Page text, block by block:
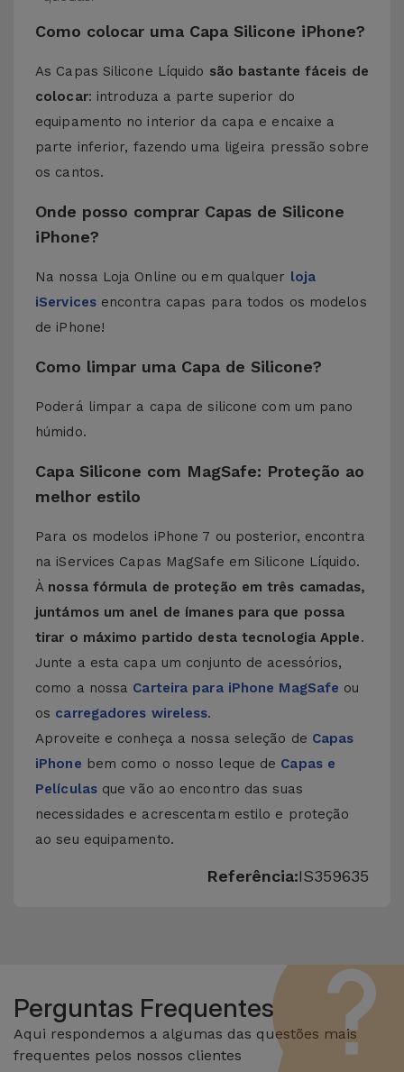
Como colocar uma Capa Silicone iPhone?
As Capas Silicone Líquido são bastante fáceis de
colocar: introduza a parte superior do
equipamento no interior da capa e encaixe a
parte inferior, fazendo uma ligeira pressão sobre
os cantos.
Onde posso comprar Capas de Silicone
iPhone?
Na nossa Loja Online ou em qualquer loja
iServicesencontra capas para todos os modelos
de iPhone!
Como limpar uma Capa de Silicone?
Poderá limpar a capa de silicone com um pano
húmido.
Capa Silicone com MagSafe: Proteção ao
melhor estilo
Para os modelos iPhone 7 ou posterior, encontra
na iServices Capas MagSafe em Silicone Líquido.
À nossa fórmula de proteção em três camadas,
juntámos um anel de ímanes para que possa
tirar o máximo partido desta tecnologia Apple.
Junte a esta capa um conjunto de acessórios,
como a nossa Carteira para iPhone MagSafe ou
os carregadores wireless.
Aproveite e conheça a nossa seleção de Capas
iPhone bem como o nosso leque de Capas e
Películasque vão ao encontro das suas
necessidades e acrescentam estilo e proteção
ao seu equipamento.
Referência:IS359635
Perguntas Frequentes
Aqui respondemos a algumas das questões mais
frequentes pelos nossos clientes